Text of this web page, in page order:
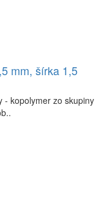
mm, šírka 1,5
- kopolymer zo skupiny